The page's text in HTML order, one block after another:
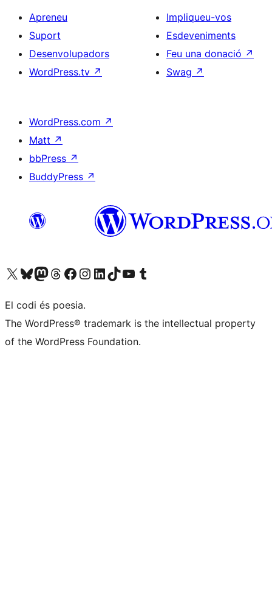
Apreneu
Suport
Desenvolupadors
WordPress.tv ↗
Impliqueu-vos
Esdeveniments
Feu una donació ↗
Swag ↗
WordPress.com ↗
Matt ↗
bbPress ↗
BuddyPress ↗
Visiteu el nostre compte X (abans Twitter)
Visiteu el nostre compte de Bluesky
Visiteu el nostre compte al Mastodon
Visiteu el nostre compte de Threads
Visiteu la nostra pàgina al Facebook
Visiteu el nostre compte d'Instagram
Visiteu el nostre compte de LinkedIn
Visiteu el nostre compte de TikTok
Visiteu el nostre canal al YouTube
Visiteu el nostre compte de Tumblr
El codi és poesia.
The WordPress® trademark is the intellectual property
of the WordPress Foundation.